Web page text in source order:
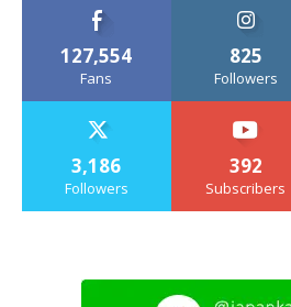
127,554
Fans
825
Followers
3,186
Followers
392
Subscribers